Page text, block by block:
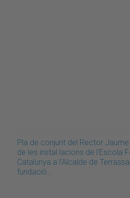
Pla de conjunt del Rector
de les instal·lacions de l'Escola
Catalunya a l'Alcalde de
fundació…